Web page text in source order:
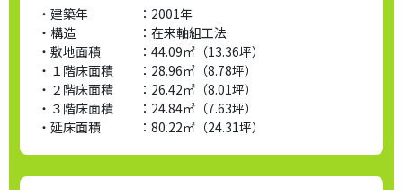
・建築年 ： 2001年
・構造 ： 在来軸組工法
・敷地面積 ： 44.09㎡（13.36坪）
・１階床面積 ： 28.96㎡（8.78坪）
・２階床面積 ： 26.42㎡（8.01坪）
・３階床面積 ： 24.84㎡（7.63坪）
・延床面積 ： 80.22㎡（24.31坪）